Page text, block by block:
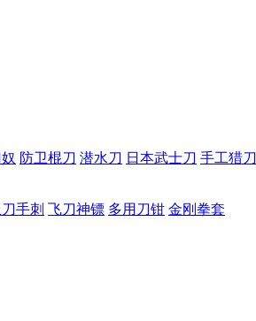
防卫棍刀 潜水刀 日本武士刀 手工猎刀
手刺 飞刀神镖 多用刀钳 金刚拳套